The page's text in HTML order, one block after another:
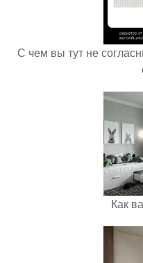
С чем вы тут не
Как